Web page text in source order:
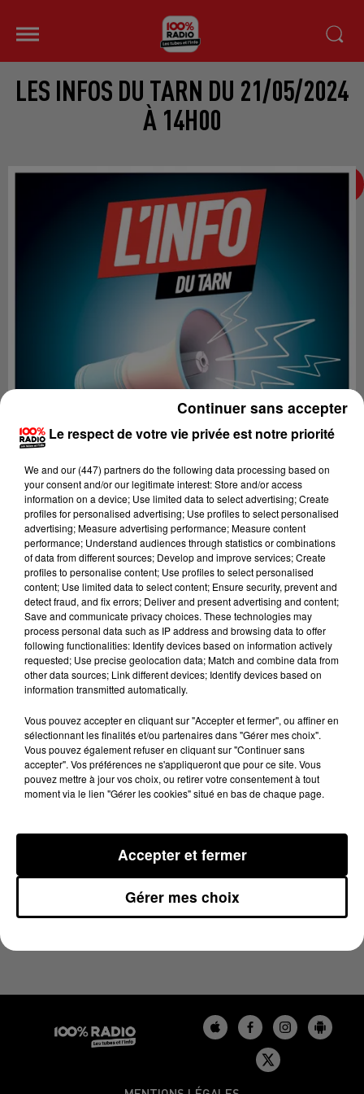
LES INFOS DU TARN DU 21/05/2024
À 14H00
Lecture (2 min 26 sec)
100%
21 mai 2024 - 2 min 26 sec
LES INFOS DU TARN DU 21/05/2024 À 14H00
Le respect de votre vie privée est notre priorité
We and our (447) partnersdo the following data processing based on
your consent and/or our legitimate interest: Store and/or access
information on a device; Use limited data to select advertising; Create
profiles for personalised advertising; Use profiles to select personalised
advertising; Measure advertising performance; Measure content
performance; Understand audiences through statistics or combinations
of data from different sources; Develop and improve services; Create
profiles to personalise content; Use profiles to select personalised
content; Use limited data to select content; Ensure security, prevent and
detect fraud, and fix errors; Deliver and present advertising and content;
Save and communicate privacy choices. These technologies may
process personal data such as IP address and browsing data to offer
following functionalities: Identify devices based on information actively
requested; Use precise geolocation data; Match and combine data from
other data sources; Link different devices; Identify devices based on
information transmitted automatically.
Vous pouvez accepter en cliquant sur "Accepter et fermer", ou affiner en
sélectionnant les finalités et/ou partenaires dans "Gérer mes choix".
Vous pouvez également refuser en cliquant sur "Continuer sans
accepter". Vos préférences ne s'appliqueront que pour ce site. Vous
pouvez mettre à jour vos choix, ou retirer votre consentement à tout
moment via le lien "Gérer les cookies" situé en bas de chaque page.
Gérer mes choix
Accepter et fermer
Continuer sans accepter